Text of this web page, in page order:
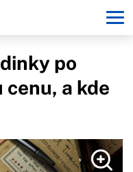
po
a kde